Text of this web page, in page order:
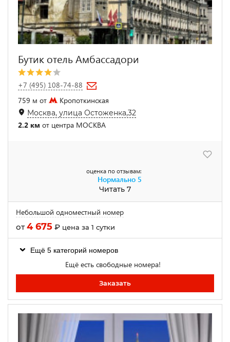
Бутик отель Амбассадори
+7 (495) 108-74-88
759 м от
Кропоткинская
Москва, улица Остоженка,32
2.2 км от центра МОСКВА
оценка по отзывам:
Нормально 5
Читать 7
Небольшой одноместный номер
от4 675 ₽ цена за 1 сутки
Ещё 5 категорий номеров
Ещё есть свободные номера!
Заказать